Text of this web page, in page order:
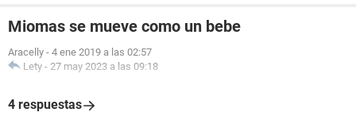
Miomas se mueve como un bebe
Aracelly - 4 ene 2019 a las 02:57
Lety - 27 may 2023 a las 09:18
4 respuestas